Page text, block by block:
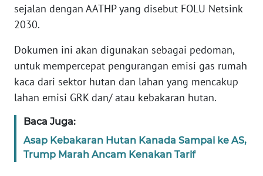
sejalan dengan AATHP yang disebut FOLU Netsink
2030.
Dokumen ini akan digunakan sebagai pedoman,
untuk mempercepat pengurangan emisi gas rumah
kaca dari sektor hutan dan lahan yang mencakup
lahan emisi GRK dan/ atau kebakaran hutan.
Baca Juga:
Asap Kebakaran Hutan Kanada Sampai ke AS,
Trump Marah Ancam Kenakan Tarif
WN
WN
SERAMBI
JAMBI
WN